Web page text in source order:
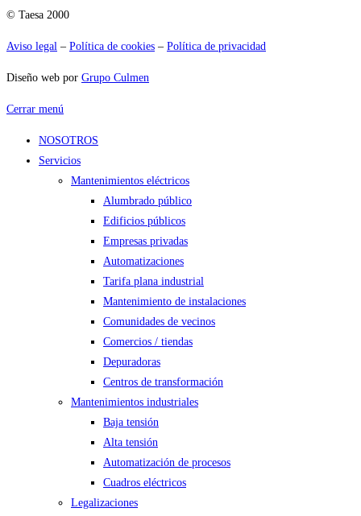
© Taesa 2000
Aviso legal – Política de cookies – Política de privacidad
Diseño web por Grupo Culmen
Cerrar menú
NOSOTROS
Servicios
Mantenimientos eléctricos
Alumbrado público
Edificios públicos
Empresas privadas
Automatizaciones
Tarifa plana industrial
Mantenimiento de instalaciones
Comunidades de vecinos
Comercios / tiendas
Depuradoras
Centros de transformación
Mantenimientos industriales
Baja tensión
Alta tensión
Automatización de procesos
Cuadros eléctricos
Legalizaciones